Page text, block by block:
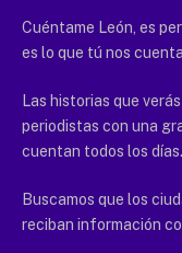
Cuéntame León, es
es lo que tú nos
Las historias que
periodistas con una
cuentan todos los días.
Buscamos que los
reciban información